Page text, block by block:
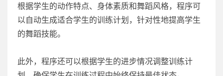
根据学生的动作特点、身体素质和舞蹈风格，程序可
以自动生成适合学生的训练计划，针对性地提高学生
的舞蹈技能。
此外，程序还可以根据学生的进步情况调整训练计